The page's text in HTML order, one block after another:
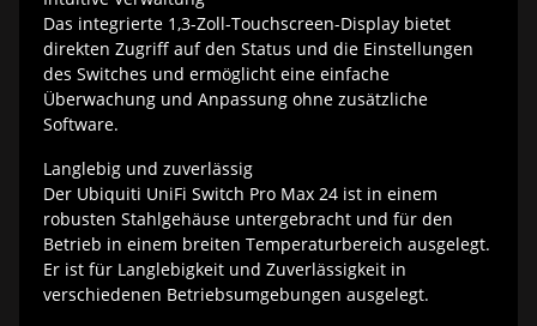
Das integrierte 1,3-Zoll-Touchscreen-Display bietet
direkten Zugriff auf den Status und die Einstellungen
des Switches und ermöglicht eine einfache
Überwachung und Anpassung ohne zusätzliche
Software.
Langlebig und zuverlässig
Der Ubiquiti UniFi Switch Pro Max 24 ist in einem
robusten Stahlgehäuse untergebracht und für den
Betrieb in einem breiten Temperaturbereich ausgelegt.
Er ist für Langlebigkeit und Zuverlässigkeit in
verschiedenen Betriebsumgebungen ausgelegt.